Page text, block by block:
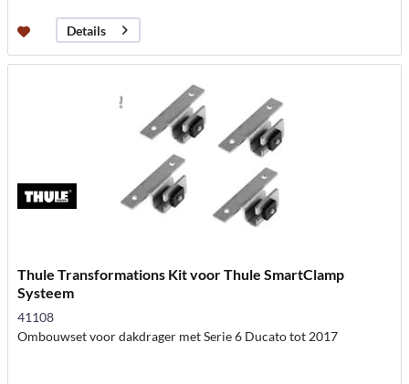
Details
Thule Transformations Kit voor Thule SmartClamp
Systeem
41108
Ombouwset voor dakdrager met Serie 6 Ducato tot 2017